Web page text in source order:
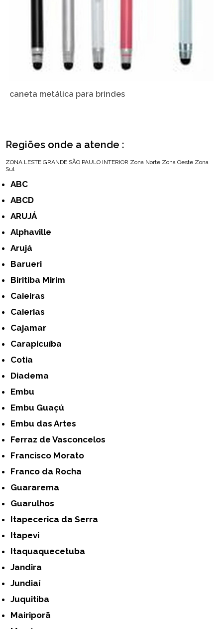
caneta metálica para brindes
Regiões onde a atende :
ZONA LESTE GRANDE SÃO PAULO INTERIOR Zona Norte Zona Oeste Zona
Sul
ABC
ABCD
ARUJÁ
Alphaville
Arujá
Barueri
Biritiba Mirim
Caieiras
Caierias
Cajamar
Carapicuíba
Cotia
Diadema
Embu
Embu Guaçú
Embu das Artes
Ferraz de Vasconcelos
Francisco Morato
Franco da Rocha
Guararema
Guarulhos
Itapecerica da Serra
Itapevi
Itaquaquecetuba
Jandira
Jundiaí
Juquitiba
Mairiporã